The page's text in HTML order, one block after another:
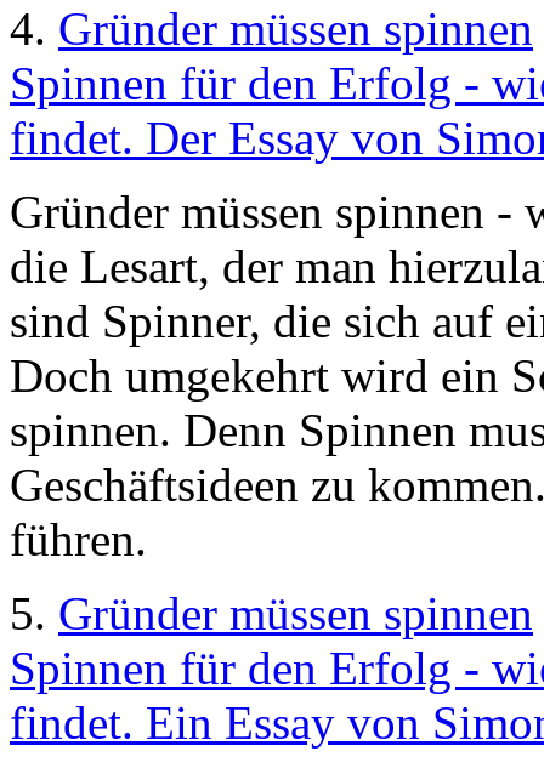
4. Gründer müssen spinnen
Spinnen für den Erfolg -
findet. Der Essay von
Gründer müssen spinnen -
die Lesart, der man
sind Spinner, die sich auf
Doch umgekehrt wird ein
spinnen. Denn Spinnen
Geschäftsideen zu
führen.
5. Gründer müssen spinnen
Spinnen für den Erfolg -
findet. Ein Essay von